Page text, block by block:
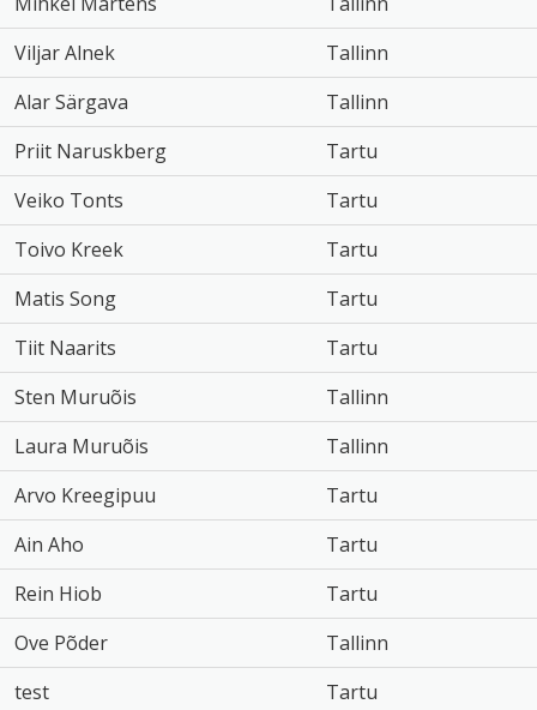
Viljar Alnek
Tallinn
Alar Särgava
Tallinn
Priit Naruskberg
Tartu
Veiko Tonts
Tartu
Toivo Kreek
Tartu
Matis Song
Tartu
Tiit Naarits
Tartu
Sten Muruõis
Tallinn
Laura Muruõis
Tallinn
Arvo Kreegipuu
Tartu
Ain Aho
Tartu
Rein Hiob
Tartu
Ove Põder
Tallinn
test
Tartu